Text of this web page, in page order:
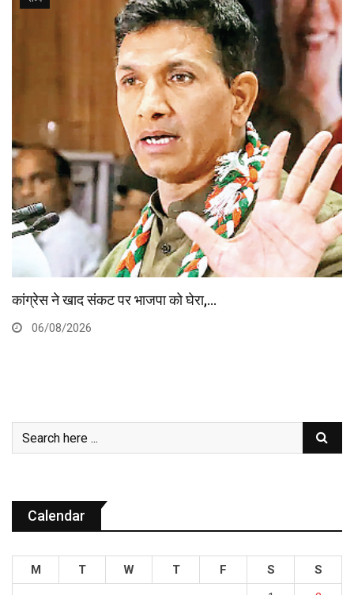
विधानसभा अध्यक्ष तोमर ने कुशवाहा समाज से
Calendar
M T W T F S
S